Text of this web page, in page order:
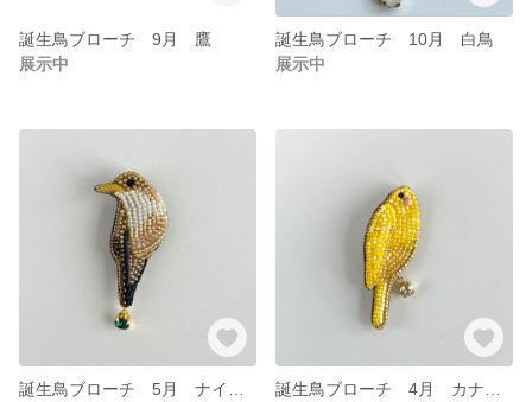
誕生鳥ブローチ 9月 鷹
展示中
誕生鳥ブローチ 10月 白鳥
展示中